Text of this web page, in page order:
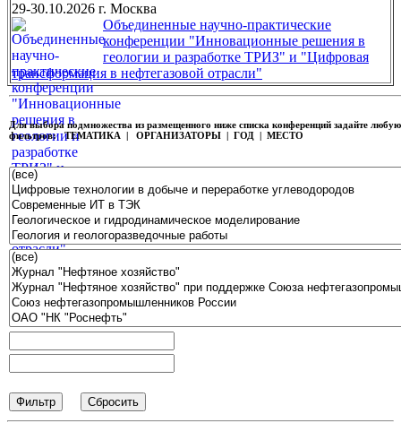
29-30.10.2026 г. Москва
Объединенные научно-практические
конференции "Инновационные решения в
геологии и разработке ТРИЗ" и "Цифровая
трансформация в нефтегазовой отрасли"
Для выбора подмножества из размещенного ниже списка конференций задайте
фильтров:ТЕМАТИКА | ОРГАНИЗАТОРЫ | ГОД | МЕСТО